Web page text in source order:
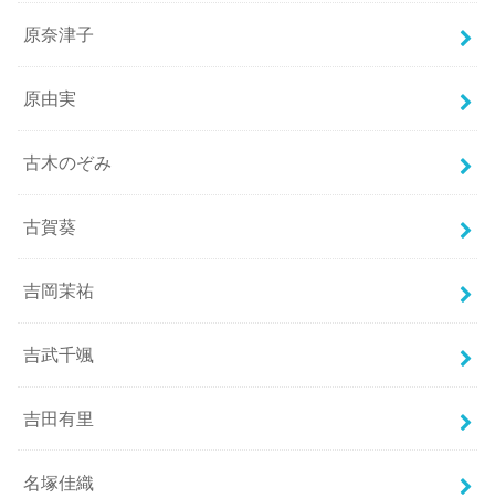
原奈津子
原由実
古木のぞみ
古賀葵
吉岡茉祐
吉武千颯
吉田有里
名塚佳織